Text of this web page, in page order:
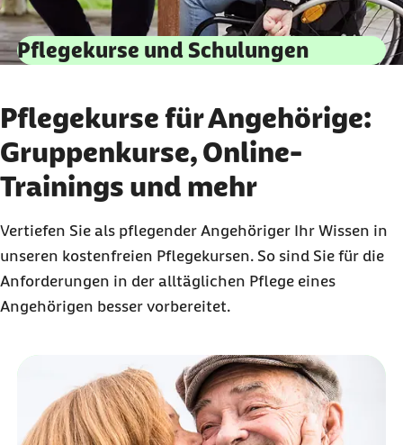
Pflegekurse und Schulungen
Pflegekurse für Angehörige:
Gruppenkurse, Online-
Trainings und mehr
Vertiefen Sie als pflegender Angehöriger Ihr Wissen in
unseren kostenfreien Pflegekursen. So sind Sie für die
Anforderungen in der alltäglichen Pflege eines
Angehörigen besser vorbereitet.